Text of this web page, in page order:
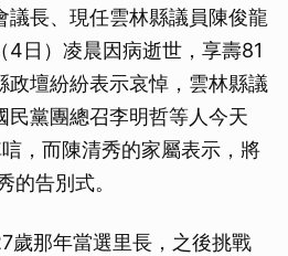
議長、現任雲林縣議員陳俊龍
4日）凌晨因病逝世，享壽81
政壇紛紛表示哀悼，雲林縣議
民黨團總召李明哲等人今天
唁，而陳清秀的家屬表示，將
的告別式。
歲那年當選里長，之後挑戰